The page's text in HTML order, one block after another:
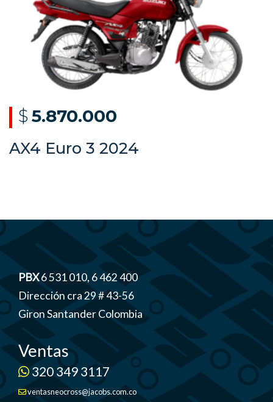
$ 5.870.000
AX4 Euro 3 2024
PBX6 531 010, 6 462 400
Dirección cra 29 # 43-56
Giron Santander Colombia
Ventas
320 349 3117
ventasneocross@jacobs.com.co